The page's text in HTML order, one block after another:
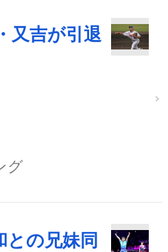
又吉が引退
グ
との兄妹同